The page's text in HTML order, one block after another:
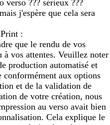
verso ??? sérieux ???
j'espère que cela sera
:
que le rendu de vos
à vos attentes. Veuillez noter
production automatisé et
conformément aux options
et de la validation de
de votre création, nous
au verso avait bien
Cela explique le